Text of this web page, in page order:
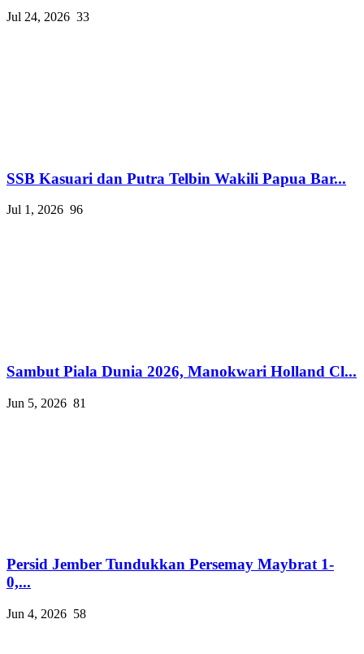
Jul 24, 2026 33
SSB Kasuari dan Putra Telbin Wakili Papua Bar...
Jul 1, 2026 96
Sambut Piala Dunia 2026, Manokwari Holland Cl...
Jun 5, 2026 81
Persid Jember Tundukkan Persemay Maybrat 1-
0,...
Jun 4, 2026 58